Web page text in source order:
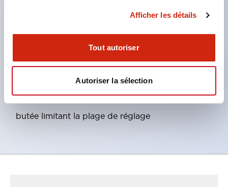
Afficher les détails
Tout autoriser
Autoriser la sélection
pour circuit imprimé
Couleurs du boîtier : noir et beige
Possibilité de fabrication avec mécanisme de
butée limitant la plage de réglage